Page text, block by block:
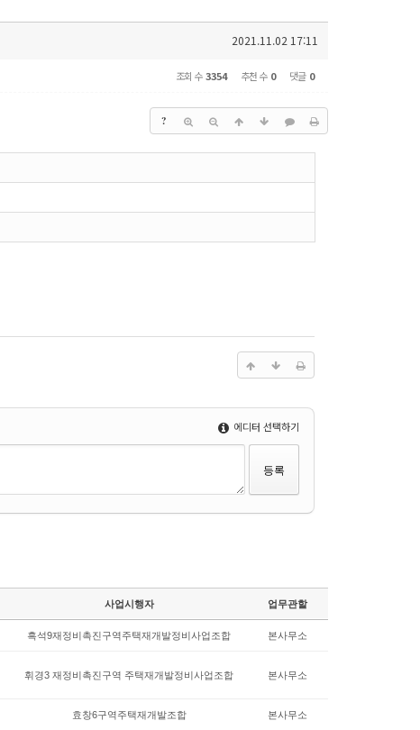
2021.11.02 17:11
조회 수3354 추천 수 0 댓글 0
?
에디터 선택하기
사업시행자 업무관할
흑석9재정비촉진구역주택재개발정비사업조합 본사무소
휘경3 재정비촉진구역 주택재개발정비사업조합 본사무소
효창6구역주택재개발조합 본사무소